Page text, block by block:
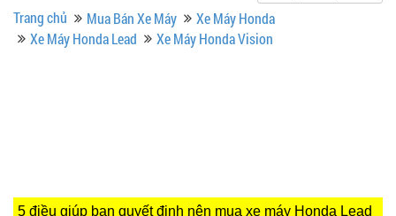
Trang chủ Mua Bán Xe Máy
Xe Máy Honda
Xe Máy Honda Lead
Xe Máy Honda Vision
5 điều giúp bạn quyết định nên mua xe máy Honda Lead